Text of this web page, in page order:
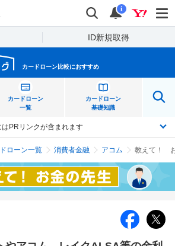
Yahoo!ファイナンス
検索 通知
i
ID新規取得
カードローン比較におすすめ
カードローン
一覧
カードローン
基礎知識
はPRリンクが含まれます
ローン一覧 消費者金融 アコム